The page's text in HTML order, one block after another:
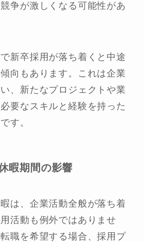
争が激しくなる可能性があ
新卒採用が落ち着くと中途
向もあります。これは企業
、新たなプロジェクトや業
要なスキルと経験を持った
す。
暇期間の影響
は、企業活動全般が落ち着
活動も例外ではありませ
職を希望する場合、採用プ